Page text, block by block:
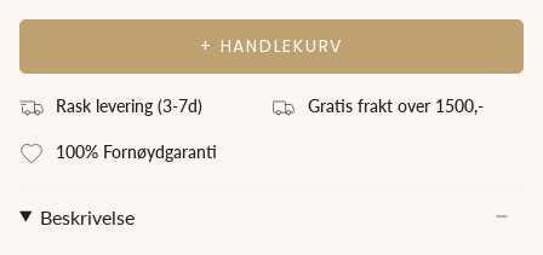
+ HANDLEKURV
Rask levering (3-7d) Gratis frakt over 1500,-
100% Fornøydgaranti
Beskrivelse